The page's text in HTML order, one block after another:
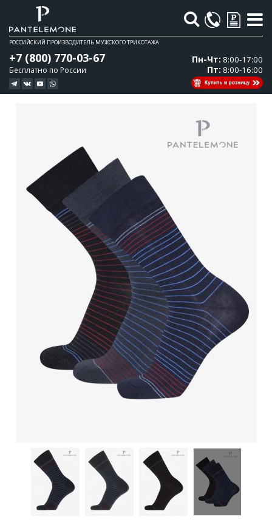
Поиск
РОССИЙСКИЙ ПРОИЗВОДИТЕЛЬ МУЖСКОГО ТРИКОТАЖА
+7 (800) 770-03-67
Бесплатно по России
Пн-Чт: 8:00-17:00
Пт: 8:00-16:00